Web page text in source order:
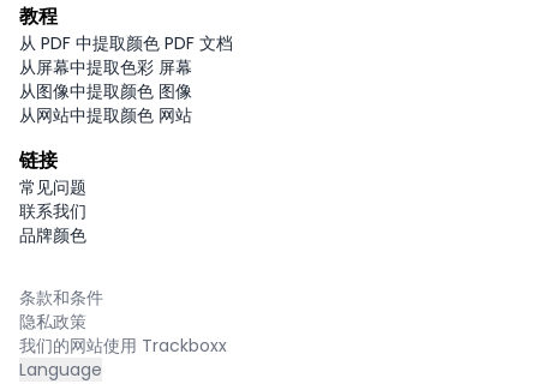
教程
从 PDF 中提取颜色 PDF 文档
从屏幕中提取色彩 屏幕
从图像中提取颜色 图像
从网站中提取颜色 网站
链接
常见问题
联系我们
品牌颜色
条款和条件
隐私政策
我们的网站使用 Trackboxx
Language